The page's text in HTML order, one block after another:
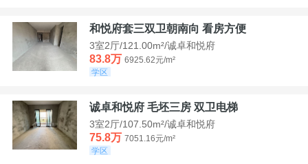
和悦府套三双卫朝南向 看房方便
3室2厅/121.00m²/诚卓和悦府
83.8万 6925.62元/m²
学区
诚卓和悦府 毛坯三房 双卫电梯
3室2厅/107.50m²/诚卓和悦府
75.8万 7051.16元/m²
学区